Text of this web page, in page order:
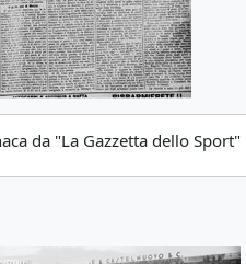
da "La Gazzetta dello Sport"